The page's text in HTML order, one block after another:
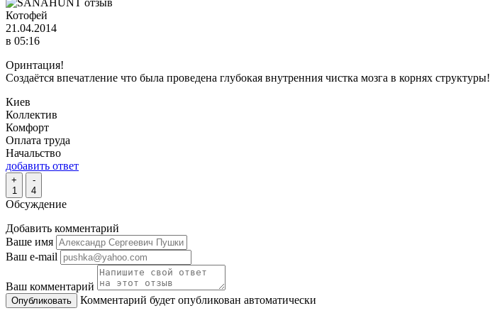
Котофей
21.04.2014
в 05:16
Оринтация!
Создаётся впечатление что была проведена глубокая внутренния чистка мозга в корнях структуры!
Киев
Коллектив
Комфорт
Оплата труда
Начальство
добавить ответ
+
1
-
4
Обсуждение
Добавить комментарий
Ваше имя
Ваш e-mail
Ваш комментарий
Комментарий будет опубликован автоматически